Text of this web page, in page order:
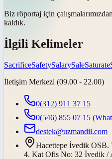
Biz röportaj için
kaldık.
İlgili Kelimeler
SacrificeSafetySalarySaleSaturate
İletişim Merkezi (09.00 - 22.00)
0(312) 911 37 15
0(546) 855 07 15
destek@uzmandil.com
Hacettepe İvedik OSB.
4. Kat Ofis No: 32 İvedik